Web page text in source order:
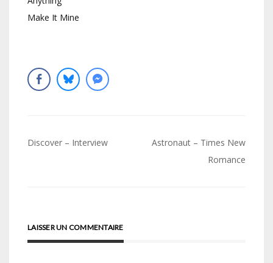
Make It Mine
Navigation
Discover – Interview
Astronaut – Times New
Romance
LAISSER UN COMMENTAIRE